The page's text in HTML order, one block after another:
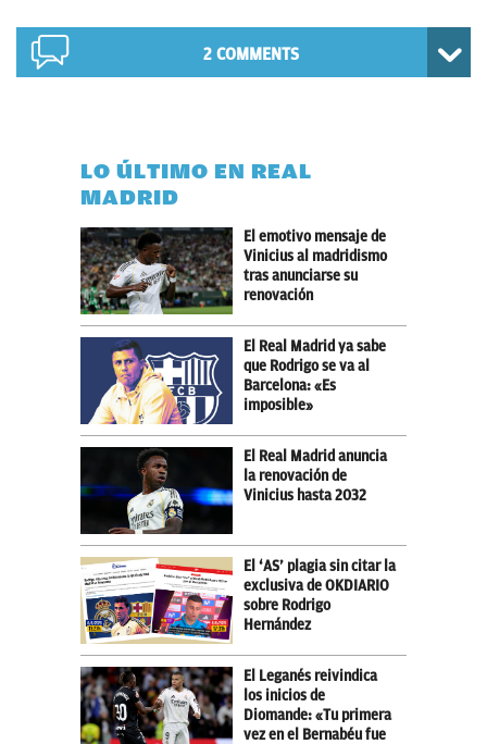
2 COMMENTS
LO ÚLTIMO EN REAL
MADRID
El emotivo mensaje de
Vinicius al madridismo
tras anunciarse su
renovación
El Real Madrid ya sabe
que Rodrigo se va al
Barcelona: «Es
imposible»
El Real Madrid anuncia
la renovación de
Vinicius hasta 2032
El ‘AS’ plagia sin citar la
exclusiva de OKDIARIO
sobre Rodrigo
Hernández
El Leganés reivindica
los inicios de
Diomande: «Tu primera
vez en el Bernabéu fue